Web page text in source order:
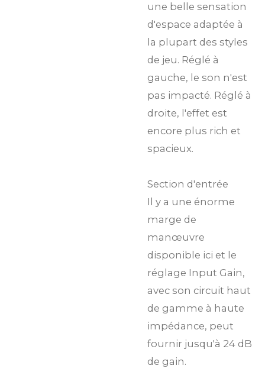
une belle sensation
d'espace adaptée à
la plupart des styles
de jeu. Réglé à
gauche, le son n'est
pas impacté. Réglé à
droite, l'effet est
encore plus rich et
spacieux.
Section d'entrée
Il y a une énorme
marge de
manœuvre
disponible ici et le
réglage Input Gain,
avec son circuit haut
de gamme à haute
impédance, peut
fournir jusqu'à 24 dB
de gain.